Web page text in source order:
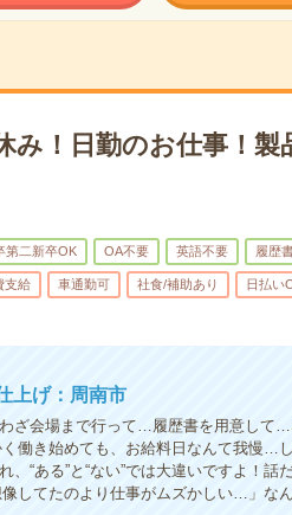
み！日勤のお仕事！製
第二新卒OK OA不要 英語不要 履歴
支給 車通勤可 社食/補助あり 日払い
上げ：周南市
ざ会場まで行って…履歴書を用意して
働き始めても、お給料日なんて我慢…
“ある”と“ない”では大違いですよ！話
してたのより仕事がムズかしい…」な